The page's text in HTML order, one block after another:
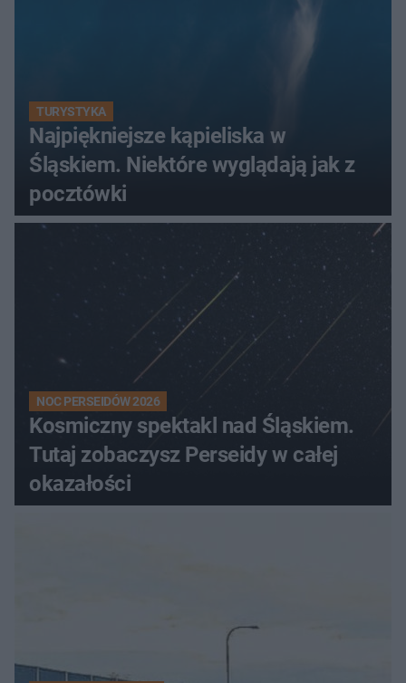
TURYSTYKA
Najpiękniejsze kąpieliska w
Śląskiem. Niektóre wyglądają jak z
pocztówki
NOC PERSEIDÓW 2026
Kosmiczny spektakl nad Śląskiem.
Tutaj zobaczysz Perseidy w całej
okazałości